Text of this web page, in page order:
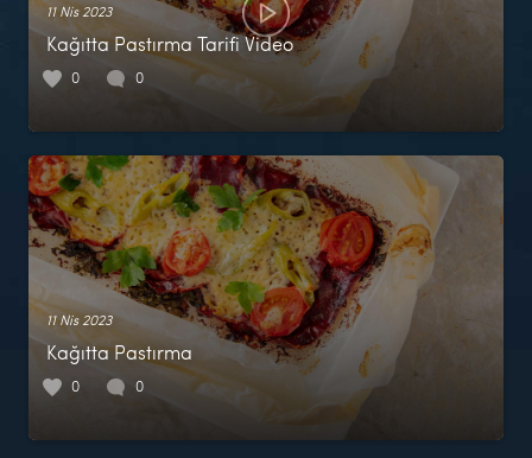
11 Nis 2023
Kağıtta Pastırma Tarifi Video
0 0
11 Nis 2023
Kağıtta Pastırma
0 0